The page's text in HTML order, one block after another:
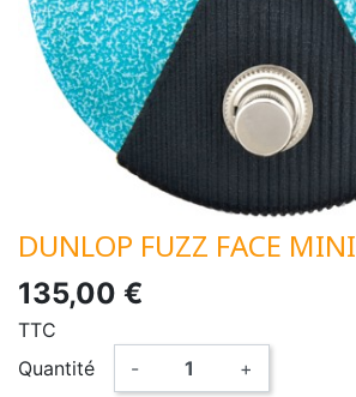
DUNLOP FUZZ FACE MINI
135,00 €
TTC
Quantité
- +